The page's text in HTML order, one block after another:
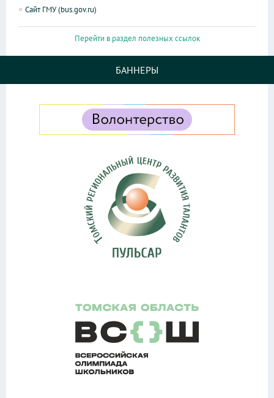
Сайт ГМУ (bus.gov.ru)
Перейти в раздел полезных ссылок
БАННЕРЫ